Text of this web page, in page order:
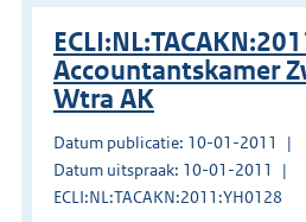
Accountantskamer
Wtra AK
Datum publicatie: 10-01-2011
Datum uitspraak: 10-01-2011
ECLI:NL:TACAKN:2011:YH0128